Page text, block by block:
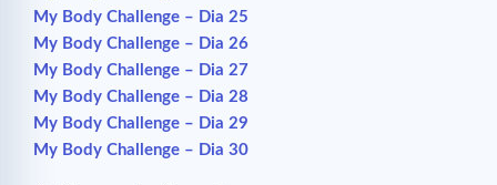
My Body Challenge – Dia 25
My Body Challenge – Dia 26
My Body Challenge – Dia 27
My Body Challenge – Dia 28
My Body Challenge – Dia 29
My Body Challenge – Dia 30